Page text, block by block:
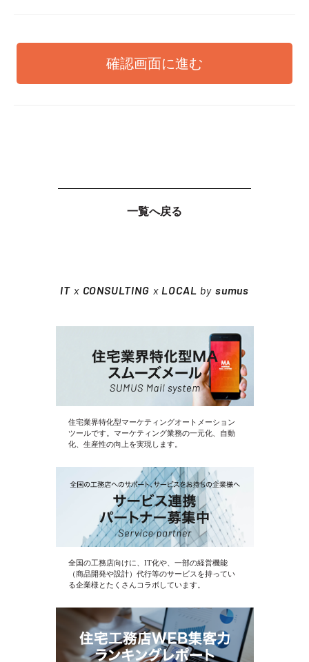
一覧へ戻る
IT x CONSULTING x LOCAL by sumus
住宅業界特化型マーケティングオートメーション
ツールです。マーケティング業務の一元化、自動
化、生産性の向上を実現します。
全国の工務店向けに、IT化や、一部の経営機能
（商品開発や設計）代行等のサービスを持ってい
る企業様とたくさんコラボしています。